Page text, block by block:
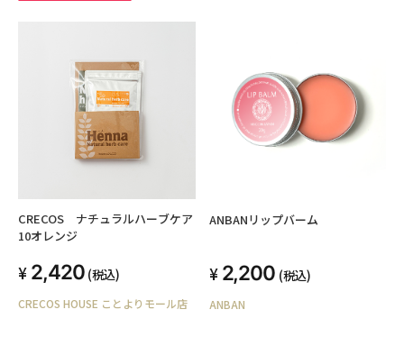
CRECOS ナチュラルハーブケア
10オレンジ
2,420 (税込)
CRECOS HOUSE ことよりモール店
ANBANリップバーム
2,200 (税込)
ANBAN